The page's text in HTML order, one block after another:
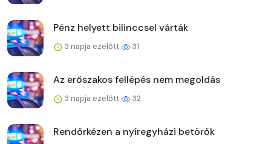
Pénz helyett bilinccsel várták
3 napja ezelőtt 31
Az erőszakos fellépés nem megoldás
3 napja ezelőtt 32
Rendőrkézen a nyíregyházi betörők